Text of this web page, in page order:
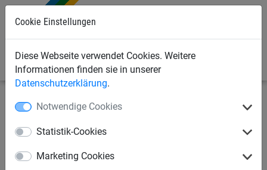
Cookie Einstellungen
Diese Webseite verwendet Cookies. Weitere
Informationen finden sie in unserer
Datenschutzerklärung.
Notwendige Cookies
Statistik-Cookies
Marketing Cookies
Seilspielgeräte Schaukelgestelle
Schaukelgestelle aus
Mini-M-Schaukel